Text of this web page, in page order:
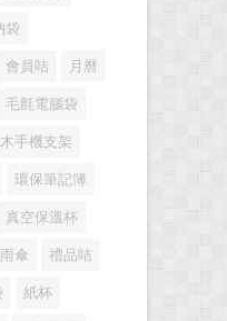
袋
會員咭 月曆
毛氈電腦袋
手機支架
環保筆記簿
真空保溫杯
傘 禮品咭
紙杯